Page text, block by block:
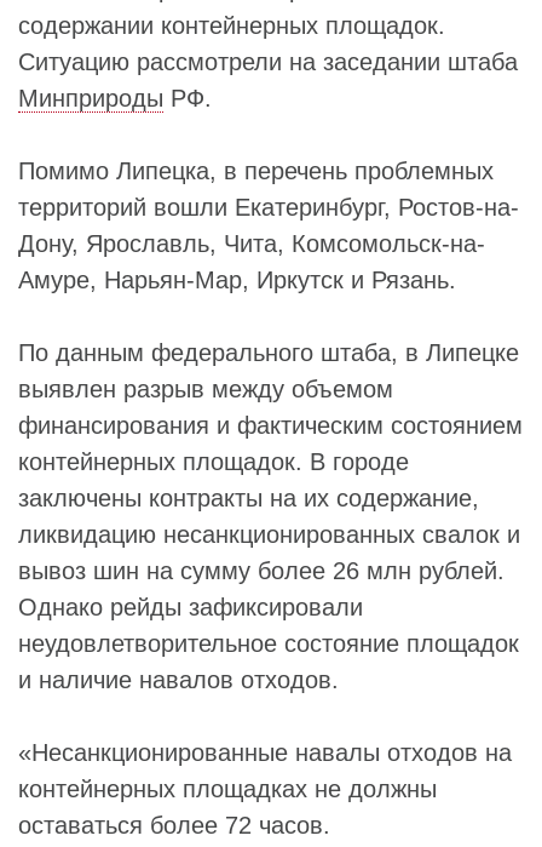
содержании контейнерных площадок.
Ситуацию рассмотрели на заседании штаба
Минприроды РФ.
Помимо Липецка, в перечень проблемных
территорий вошли Екатеринбург, Ростов-на-
Дону, Ярославль, Чита, Комсомольск-на-
Амуре, Нарьян-Мар, Иркутск и Рязань.
По данным федерального штаба, в Липецке
выявлен разрыв между объемом
финансирования и фактическим состоянием
контейнерных площадок. В городе
заключены контракты на их содержание,
ликвидацию несанкционированных свалок и
вывоз шин на сумму более 26 млн рублей.
Однако рейды зафиксировали
неудовлетворительное состояние площадок
и наличие навалов отходов.
«Несанкционированные навалы отходов на
контейнерных площадках не должны
оставаться более 72 часов.